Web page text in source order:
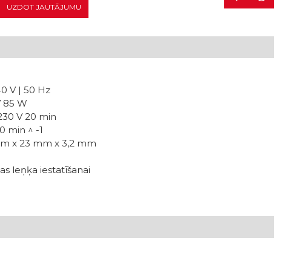
UZDOT JAUTĀJUMU
V | 50 Hz
85 W
V 20 min
min ^ -1
x 23 mm x 3,2 mm
leņķa iestatīšanai